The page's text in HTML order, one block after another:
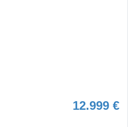
12.999 €